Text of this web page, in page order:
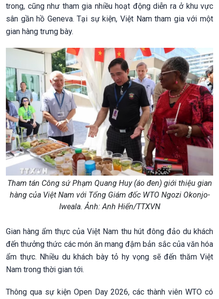
trong, cũng như tham gia nhiều hoạt động diễn ra ở khu vực
sân gần hồ Geneva. Tại sự kiện, Việt Nam tham gia với một
gian hàng trưng bày.
Tham tán Công sứ Phạm Quang Huy (áo đen) giới thiệu gian
hàng của Việt Nam với Tổng Giám đốc WTO Ngozi Okonjo-
Iweala. Ảnh: Anh Hiển/TTXVN
Gian hàng ẩm thực của Việt Nam thu hút đông đảo du khách
đến thưởng thức các món ăn mang đậm bản sắc của văn hóa
ẩm thực. Nhiều du khách bày tỏ hy vọng sẽ đến thăm Việt
Nam trong thời gian tới.
Thông qua sự kiện Open Day 2026, các thành viên WTO có